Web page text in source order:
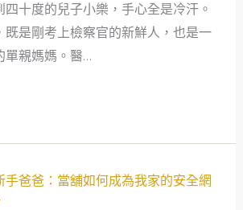
十度的兒子小樂，手心全是冷汗。
既是剛考上檢察官的新鮮人，也是一
單親媽媽。醫…
手爸爸：當舖如何成為我家的安全網